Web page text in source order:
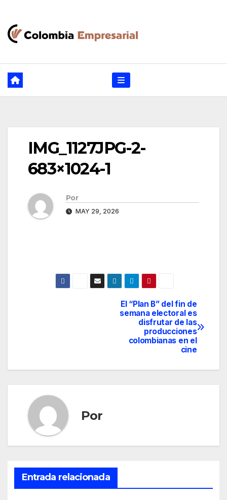
contenido
IMG_1127JPG-2-
683×1024-1
Por
MAY 29, 2026
El “Plan B” del fin de
semana electoral es
disfrutar de las
producciones
colombianas en el
cine
Por
Entrada relacionada